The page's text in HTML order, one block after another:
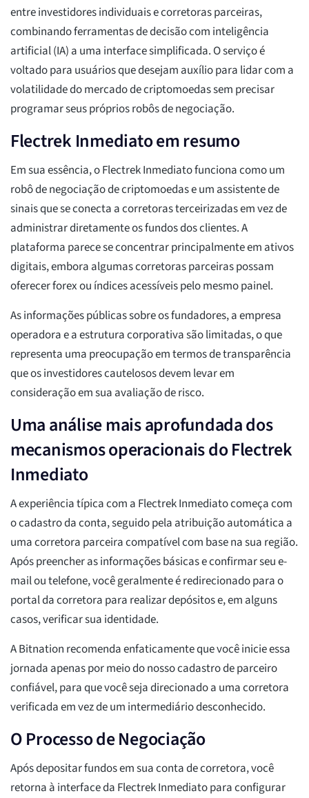
entre investidores individuais e corretoras parceiras,
combinando ferramentas de decisão com inteligência
artificial (IA) a uma interface simplificada. O serviço é
voltado para usuários que desejam auxílio para lidar com a
volatilidade do mercado de criptomoedas sem precisar
programar seus próprios robôs de negociação.
Flectrek Inmediato em resumo
Em sua essência, o Flectrek Inmediato funciona como um
robô de negociação de criptomoedas e um assistente de
sinais que se conecta a corretoras terceirizadas em vez de
administrar diretamente os fundos dos clientes. A
plataforma parece se concentrar principalmente em ativos
digitais, embora algumas corretoras parceiras possam
oferecer forex ou índices acessíveis pelo mesmo painel.
As informações públicas sobre os fundadores, a empresa
operadora e a estrutura corporativa são limitadas, o que
representa uma preocupação em termos de transparência
que os investidores cautelosos devem levar em
consideração em sua avaliação de risco.
Uma análise mais aprofundada dos
mecanismos operacionais do Flectrek
Inmediato
A experiência típica com a Flectrek Inmediato começa com
o cadastro da conta, seguido pela atribuição automática a
uma corretora parceira compatível com base na sua região.
Após preencher as informações básicas e confirmar seu e-
mail ou telefone, você geralmente é redirecionado para o
portal da corretora para realizar depósitos e, em alguns
casos, verificar sua identidade.
A Bitnation recomenda enfaticamente que você inicie essa
jornada apenas por meio do nosso cadastro de parceiro
confiável, para que você seja direcionado a uma corretora
verificada em vez de um intermediário desconhecido.
O Processo de Negociação
Após depositar fundos em sua conta de corretora, você
retorna à interface da Flectrek Inmediato para configurar